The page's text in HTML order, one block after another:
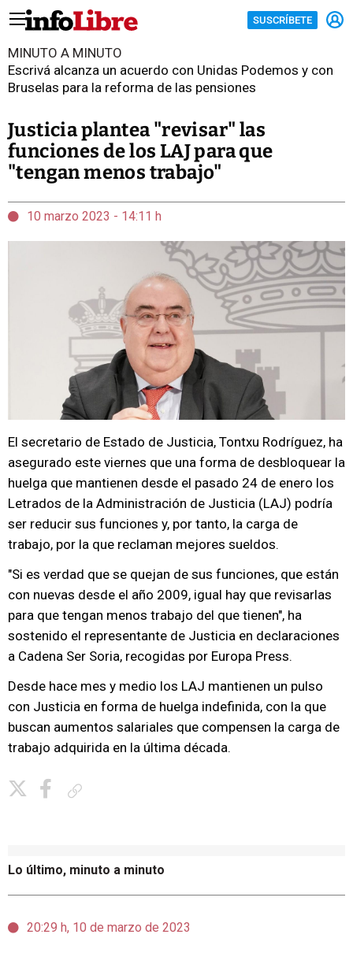
SUSCRÍBETE
MINUTO A MINUTO
Escrivá alcanza un acuerdo con Unidas Podemos y con
Bruselas para la reforma de las pensiones
Justicia plantea "revisar" las
funciones de los LAJ para que
"tengan menos trabajo"
10 marzo 2023 - 14:11 h
El secretario de Estado de Justicia, Tontxu Rodríguez, ha
asegurado este viernes que una forma de desbloquear la
huelga que mantienen desde el pasado 24 de enero los
Letrados de la Administración de Justicia (LAJ) podría
ser reducir sus funciones y, por tanto, la carga de
trabajo, por la que reclaman mejores sueldos.
"Si es verdad que se quejan de sus funciones, que están
con nuevas desde el año 2009, igual hay que revisarlas
para que tengan menos trabajo del que tienen", ha
sostenido el representante de Justicia en declaraciones
a Cadena Ser Soria, recogidas por Europa Press.
Desde hace mes y medio los LAJ mantienen un pulso
con Justicia en forma de huelga indefinida, con la que
buscan aumentos salariales que compensen la carga de
trabajo adquirida en la última década.
Lo último, minuto a minuto
20:29 h, 10 de marzo de 2023